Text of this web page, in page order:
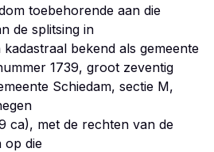
toebehorende aan die
de splitsing in
bekend als gemeente
1739, groot zeventig
Schiedam, sectie M,
ca), met de rechten van de
op die